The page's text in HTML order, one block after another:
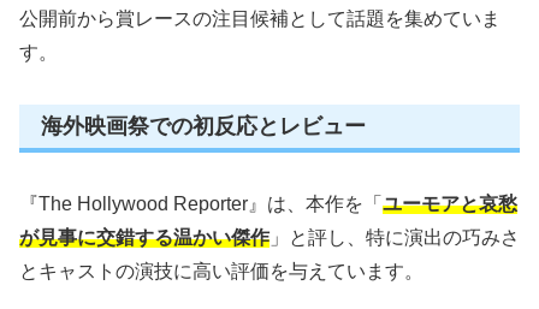
公開前から賞レースの注目候補として話題を集めていま
す。
海外映画祭での初反応とレビュー
『The Hollywood Reporter』は、本作を「 ユーモアと哀愁
が見事に交錯する温かい傑作 」と評し、特に演出の巧みさ
とキャストの演技に高い評価を与えています。